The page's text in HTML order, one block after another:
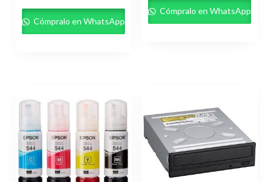
Cómpralo en WhatsApp
Cómpralo en WhatsApp